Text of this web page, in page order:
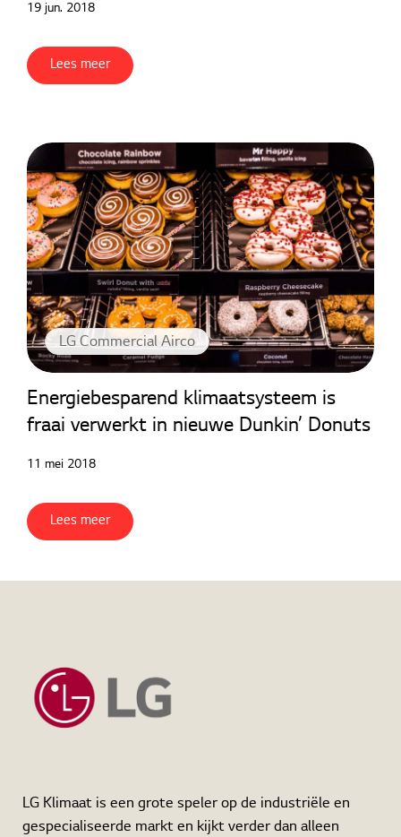
19 jun. 2018
Lees meer
LG Commercial Airco
Energiebesparend klimaatsysteem is
fraai verwerkt in nieuwe Dunkin’ Donuts
11 mei 2018
Lees meer
LG Klimaat is een grote speler op de industriële en
gespecialiseerde markt en kijkt verder dan alleen